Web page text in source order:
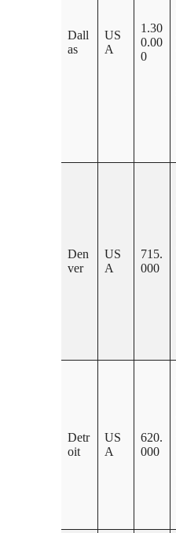
Dall
as
US
A
1.30
0.00
0
Den
ver
US
A
715.
000
Detr
oit
US
A
620.
000